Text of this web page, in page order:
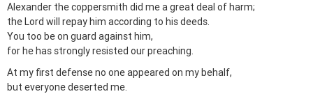
Alexander the coppersmith did me a great deal of harm;
the Lord will repay him according to his deeds.
You too be on guard against him,
for he has strongly resisted our preaching.
At my first defense no one appeared on my behalf,
but everyone deserted me.